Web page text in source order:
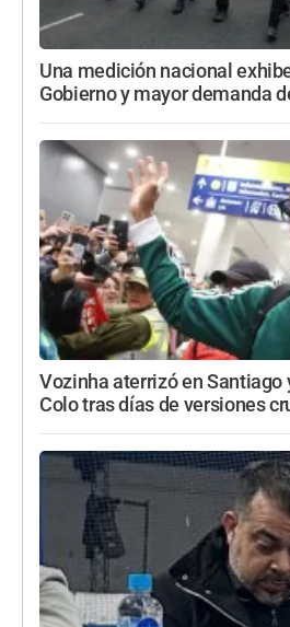
Una medición nacional
Gobierno y mayor demanda
Vozinha aterrizó en Santiago
Colo tras días de versiones